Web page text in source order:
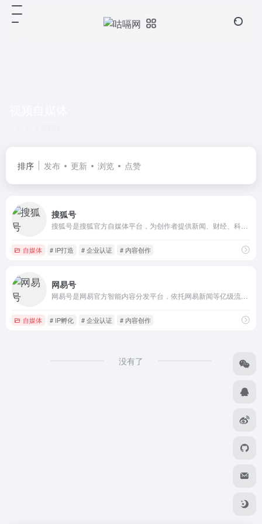
排序 发布 更新 浏览 点赞
搜狐号
自媒体 # IP打造 # 企业认证 # 内容创作
网易号
自媒体 # IP孵化 # 企业认证 # 内容创作
没有了